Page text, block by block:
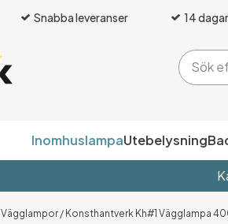
Snabba leveranser 14
InomhuslampaUtebelysning
Vägglampor / Konsthantverk Kh#1 Vägglampa